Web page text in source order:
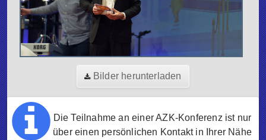
Bilder herunterladen
Die Teilnahme an einer AZK-Konferenz ist nur
über einen persönlichen Kontakt in Ihrer Nähe